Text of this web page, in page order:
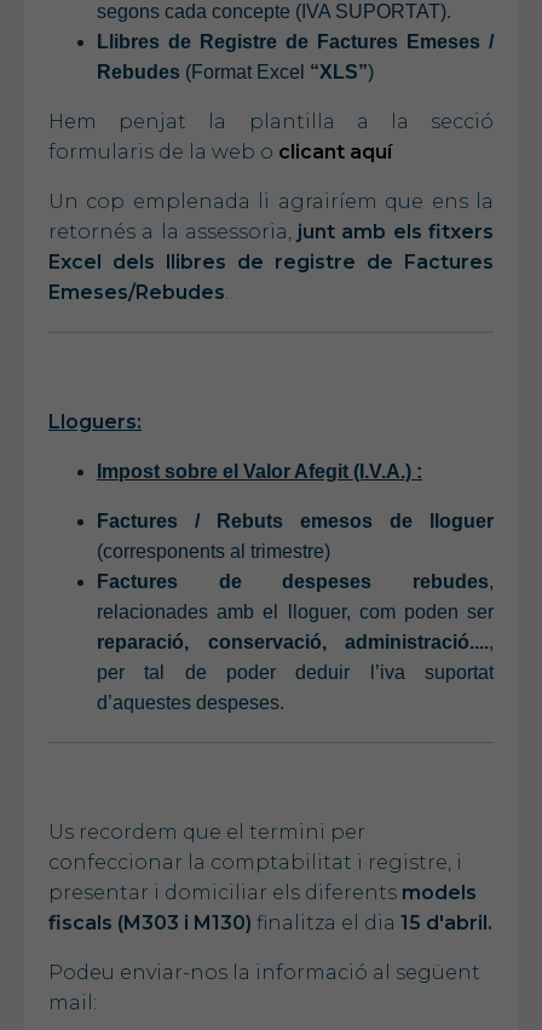
segons cada concepte (IVA SUPORTAT).
Llibres de Registre de Factures Emeses /
Rebudes (Format Excel “XLS”)
Hem penjat la plantilla a la secció
formularis de la web o clicant aquí
Un cop emplenada li agrairíem que ens la
retornés a la assessoria,junt amb els fitxers
Excel dels llibres de registre de Factures
Emeses/Rebudes.
Lloguers:
Impost sobre el Valor Afegit (I.V.A.) :
Factures / Rebuts emesos de lloguer
(corresponents al trimestre)
Factures de despeses rebudes,
relacionades amb el lloguer, com poden ser
reparació, conservació, administració....,
per tal de poder deduir l’iva suportat
d’aquestes despeses.
Us recordem que el termini per
confeccionar la comptabilitat i registre, i
presentar i domiciliar els diferents models
fiscals (M303 i M130) finalitza el dia 15 d'abril.
Podeu enviar-nos la informació al següent
mail: